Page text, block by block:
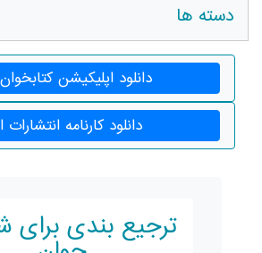
دسته ها
دانلود اپلیکیشن کتابخوان
دانلود کارنامه انتشارات
ترجیع بندی برای